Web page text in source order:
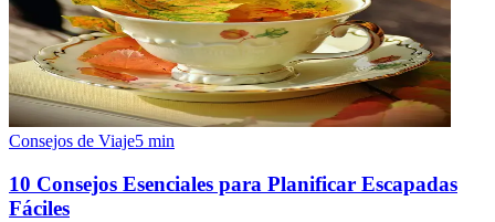
Consejos de Viaje5 min
10 Consejos Esenciales para Planificar Escapadas
Fáciles